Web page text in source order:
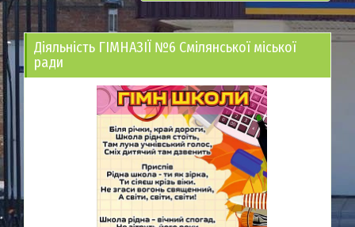
Діяльність ГІМНАЗІЇ №6 Смілянської міської
ради